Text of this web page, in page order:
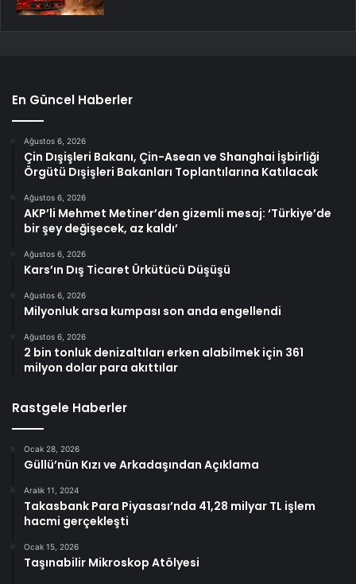
En Güncel Haberler
Ağustos 6, 2026
Çin Dışişleri Bakanı, Çin-Asean ve Shanghai İşbirliği
Örgütü Dışişleri Bakanları Toplantılarına Katılacak
Ağustos 6, 2026
AKP’li Mehmet Metiner’den gizemli mesaj: ‘Türkiye’de
bir şey değişecek, az kaldı’
Ağustos 6, 2026
Kars’ın Dış Ticaret Ürkütücü Düşüşü
Ağustos 6, 2026
Milyonluk arsa kumpası son anda engellendi
Ağustos 6, 2026
2 bin tonluk denizaltıları erken alabilmek için 361
milyon dolar para akıttılar
Rastgele Haberler
Ocak 28, 2026
Güllü’nün Kızı ve Arkadaşından Açıklama
Aralık 11, 2024
Takasbank Para Piyasası’nda 41,28 milyar TL işlem
hacmi gerçekleşti
Ocak 15, 2026
Taşınabilir Mikroskop Atölyesi